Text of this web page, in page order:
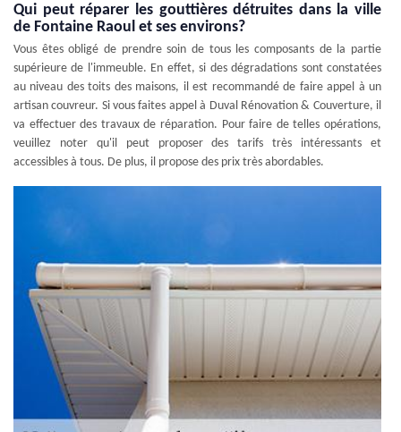
Qui peut réparer les gouttières détruites dans la ville
de Fontaine Raoul et ses environs?
Vous êtes obligé de prendre soin de tous les composants de la partie
supérieure de l'immeuble. En effet, si des dégradations sont constatées
au niveau des toits des maisons, il est recommandé de faire appel à un
artisan couvreur. Si vous faites appel à Duval Rénovation & Couverture, il
va effectuer des travaux de réparation. Pour faire de telles opérations,
veuillez noter qu'il peut proposer des tarifs très intéressants et
accessibles à tous. De plus, il propose des prix très abordables.